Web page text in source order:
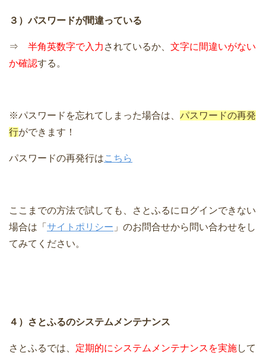
３）パスワードが間違っている
⇒ 半角英数字で入力 されているか、 文字に間違いがない
か確認する。
※パスワードを忘れてしまった場合は、 パスワードの再発
行ができます！
パスワードの再発行はこちら
ここまでの方法で試しても、さとふるにログインできない
場合は「 サイトポリシー 」のお問合せから問い合わせをし
てみてください。
４）さとふるのシステムメンテナンス
さとふるでは、 定期的にシステムメンテナンスを実施して